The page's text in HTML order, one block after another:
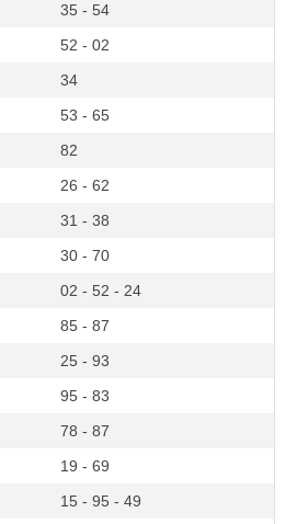
35 - 54
52 - 02
34
53 - 65
82
26 - 62
31 - 38
30 - 70
02 - 52 - 24
85 - 87
25 - 93
95 - 83
78 - 87
19 - 69
15 - 95 - 49